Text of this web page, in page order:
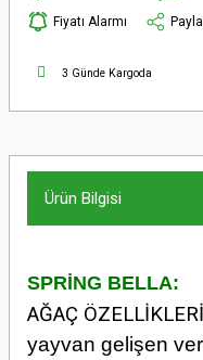
Fiyatı Alarmı
3 Günde Kargoda
Ürün Bilgisi
SPRİNG BELLA:
AĞAÇ
yayvan gelişen